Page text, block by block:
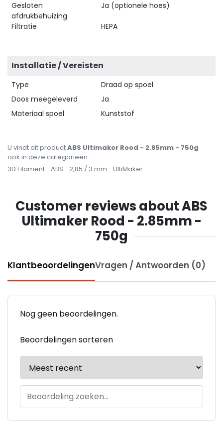
Gesloten
afdrukbehuizing
Ja (optionele hoes)
Filtratie HEPA
Installatie / Vereisten
Type
Draad op spoel
Doos meegeleverd
Ja
Materiaal spoel
Kunststof
U vindt dit productABS Ultimaker Rood - 2.85mm - 750g
ook in deze categorieën:
3D Filament
ABS 2,85 / 3 mm UltiMaker
Customer reviews about ABS
Ultimaker Rood - 2.85mm -
750g
KlantbeoordelingenVragen / Antwoorden (0)
Nog geen beoordelingen.
Beoordelingen sorteren